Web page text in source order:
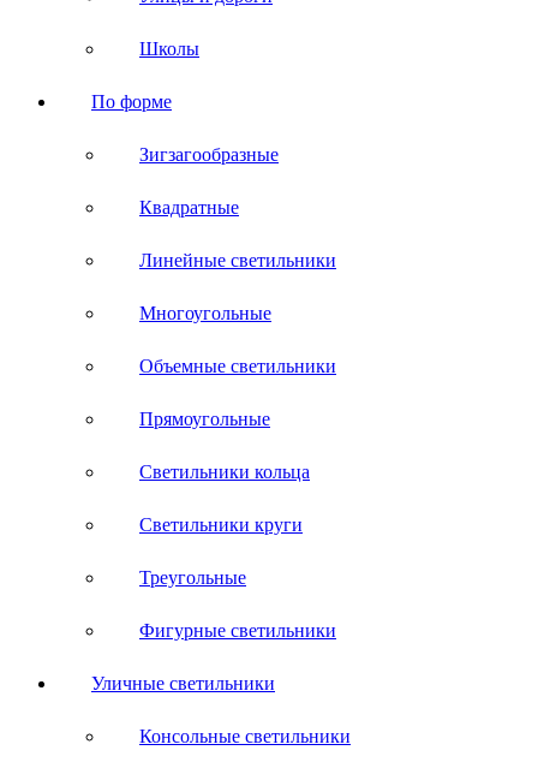
Школы
По форме
Зигзагообразные
Квадратные
Линейные светильники
Многоугольные
Объемные светильники
Прямоугольные
Светильники кольца
Светильники круги
Треугольные
Фигурные светильники
Уличные светильники
Консольные светильники